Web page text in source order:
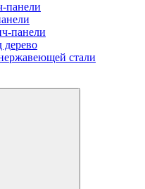
панели
панели
дерево
стали